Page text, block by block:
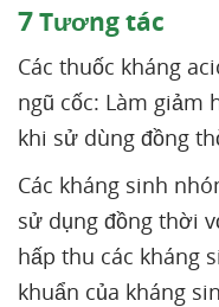
7Tương tác
Các thuốc kháng
ngũ cốc: Làm giảm
khi sử dùng đồng
Các kháng sinh
sử dụng đồng thời
hấp thu các kháng
khuẩn của kháng